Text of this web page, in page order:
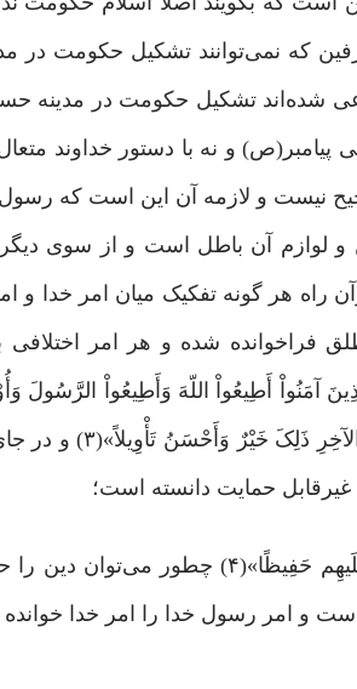
که نمی‌توانند تشکیل حکومت در
شده‌اند تشکیل حکومت در
پیامبر(ص) و نه با دستور خداوند
نیست و لازمه آن این است که
لوازم آن باطل است و از سوی دیگر
هر گونه تفکیک میان امر خدا و
شده و هر امر اختلافی
آمَنُواْ أَطِیعُواْ اللّهَ وَأَطِیعُواْ الرَّسُولَ
شَیْءٍ فَرُدُّوهُ إِلَى اللّهِ
غیرقابل حمایت دانسته است؛
«مَّن یُطِعِ الرَّسُولَ فَقَد أَطَاعَ اللّهَ وَمَن تَوَلَّى فَمَا أَرسَلْنَاکَ
و امر رسول خدا را امر خدا